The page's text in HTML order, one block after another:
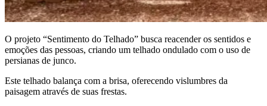
O projeto “Sentimento do Telhado” busca reacender os sentidos e
emoções das pessoas, criando um telhado ondulado com o uso de
persianas de junco.
Este telhado balança com a brisa, oferecendo vislumbres da
paisagem através de suas frestas.